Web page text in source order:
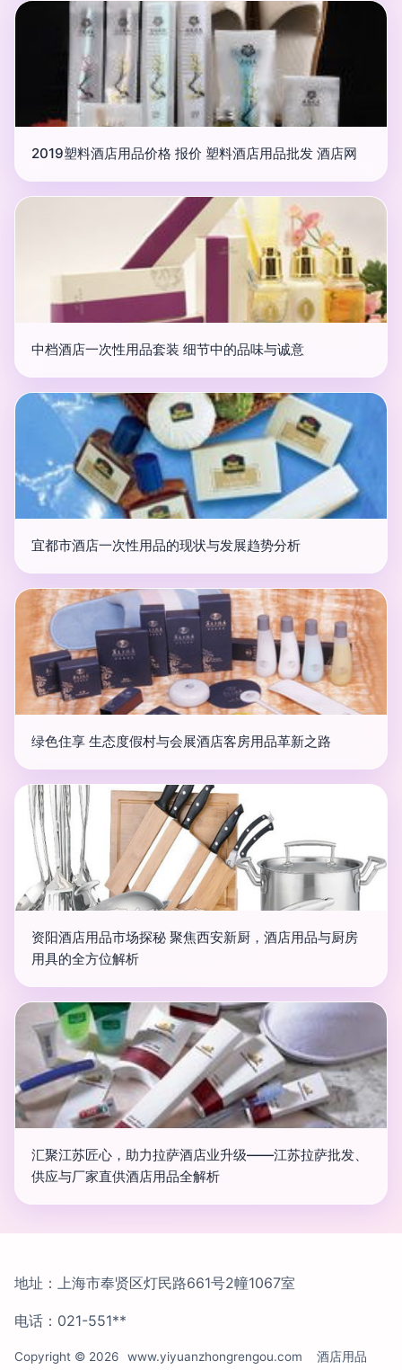
2019塑料酒店用品价格 报价 塑料酒店用品批发 酒店网
中档酒店一次性用品套装 细节中的品味与诚意
宜都市酒店一次性用品的现状与发展趋势分析
绿色住享 生态度假村与会展酒店客房用品革新之路
资阳酒店用品市场探秘 聚焦西安新厨，酒店用品与厨房
用具的全方位解析
汇聚江苏匠心，助力拉萨酒店业升级——江苏拉萨批发、
供应与厂家直供酒店用品全解析
地址：上海市奉贤区灯民路661号2幢1067室
电话：021-551**
Copyright © 2026 www.yiyuanzhongrengou.com 酒店用品